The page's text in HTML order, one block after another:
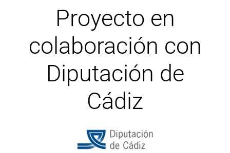
Proyecto en
colaboración con
Diputación de
Cádiz